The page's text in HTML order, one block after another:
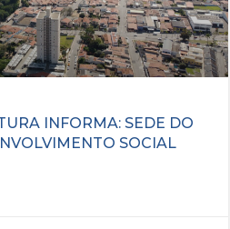
INFORMA: SEDE DO
SOCIAL